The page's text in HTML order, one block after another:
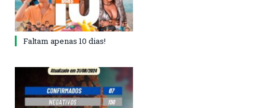
Faltam apenas 10 dias!